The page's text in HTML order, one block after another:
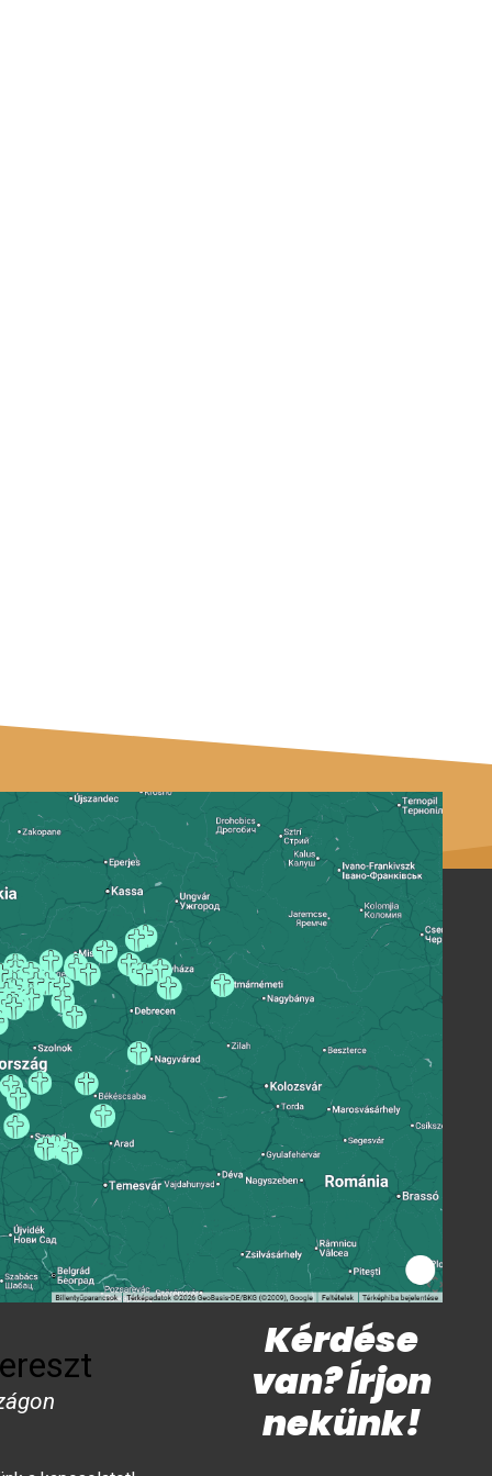
Kérdése
van? Írjon
nekünk!